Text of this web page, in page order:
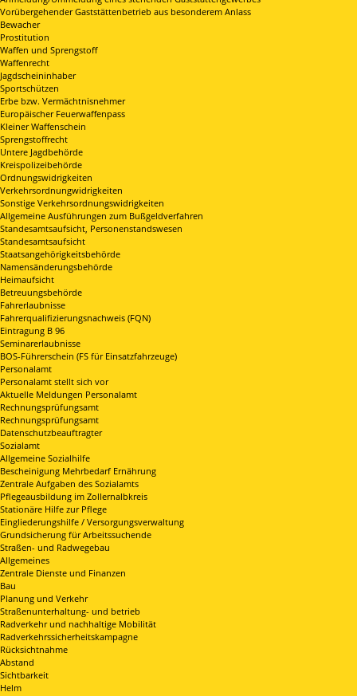
Vorübergehender Gaststättenbetrieb aus besonderem Anlass
Bewacher
Prostitution
Waffen und Sprengstoff
Waffenrecht
Jagdscheininhaber
Sportschützen
Erbe bzw. Vermächtnisnehmer
Europäischer Feuerwaffenpass
Kleiner Waffenschein
Sprengstoffrecht
Untere Jagdbehörde
Kreispolizeibehörde
Ordnungswidrigkeiten
Verkehrsordnungwidrigkeiten
Sonstige Verkehrsordnungswidrigkeiten
Allgemeine Ausführungen zum Bußgeldverfahren
Standesamtsaufsicht, Personenstandswesen
Standesamtsaufsicht
Staatsangehörigkeitsbehörde
Namensänderungsbehörde
Heimaufsicht
Betreuungsbehörde
Fahrerlaubnisse
Fahrerqualifizierungsnachweis (FQN)
Eintragung B 96
Seminarerlaubnisse
BOS-Führerschein (FS für Einsatzfahrzeuge)
Personalamt
Personalamt stellt sich vor
Aktuelle Meldungen Personalamt
Rechnungsprüfungsamt
Rechnungsprüfungsamt
Datenschutzbeauftragter
Sozialamt
Allgemeine Sozialhilfe
Bescheinigung Mehrbedarf Ernährung
Zentrale Aufgaben des Sozialamts
Pflegeausbildung im Zollernalbkreis
Stationäre Hilfe zur Pflege
Eingliederungshilfe / Versorgungsverwaltung
Grundsicherung für Arbeitssuchende
Straßen- und Radwegebau
Allgemeines
Zentrale Dienste und Finanzen
Bau
Planung und Verkehr
Straßenunterhaltung- und betrieb
Radverkehr und nachhaltige Mobilität
Radverkehrssicherheitskampagne
Rücksichtnahme
Abstand
Sichtbarkeit
Helm